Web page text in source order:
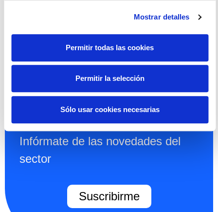
Mostrar detalles
Permitir todas las cookies
Permitir la selección
Sólo usar cookies necesarias
Suscríbete a
nuestra newsletter
Infórmate de las novedades del
sector
Suscribirme